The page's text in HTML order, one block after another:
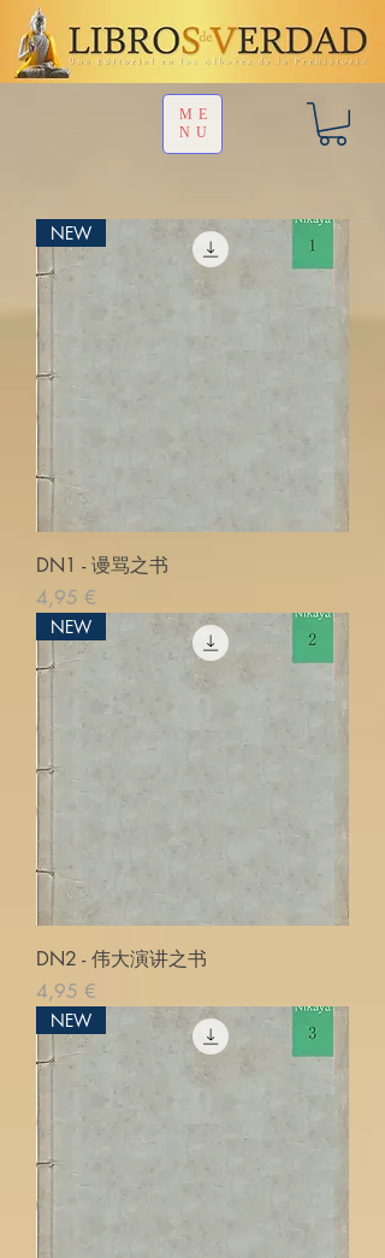
ME
NU
NEW
DN1 - 谩骂之书
Pris
4,95 €
NEW
DN2 - 伟大演讲之书
Pris
4,95 €
NEW